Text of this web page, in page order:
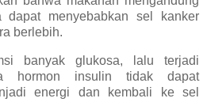
menyebabkan sel kanker
berlebih.
banyak glukosa, lalu terjadi
hormon insulin tidak dapat
energi dan kembali ke sel